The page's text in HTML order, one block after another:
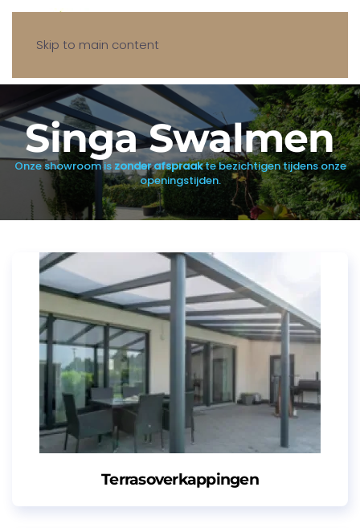
Skip to main content
Singa Swalmen
Onze showroom iszonder afspraakte bezichtigen tijdens onze
openingstijden.
Terrasoverkappingen